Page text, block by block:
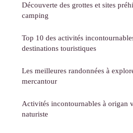
Découverte des grottes et sites
camping
Top 10 des activités
destinations touristiques
Les meilleures randonnées à
mercantour
Activités incontournables à origan
naturiste